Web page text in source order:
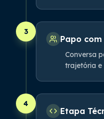
3
Papo com
Conversa
trajetória e
4
Etapa